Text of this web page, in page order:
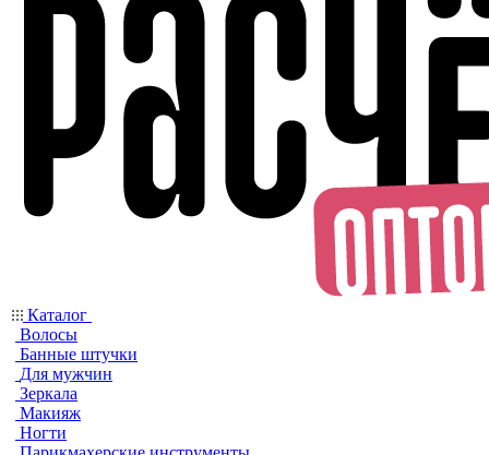
Каталог
Волосы
Банные штучки
Для мужчин
Зеркала
Макияж
Ногти